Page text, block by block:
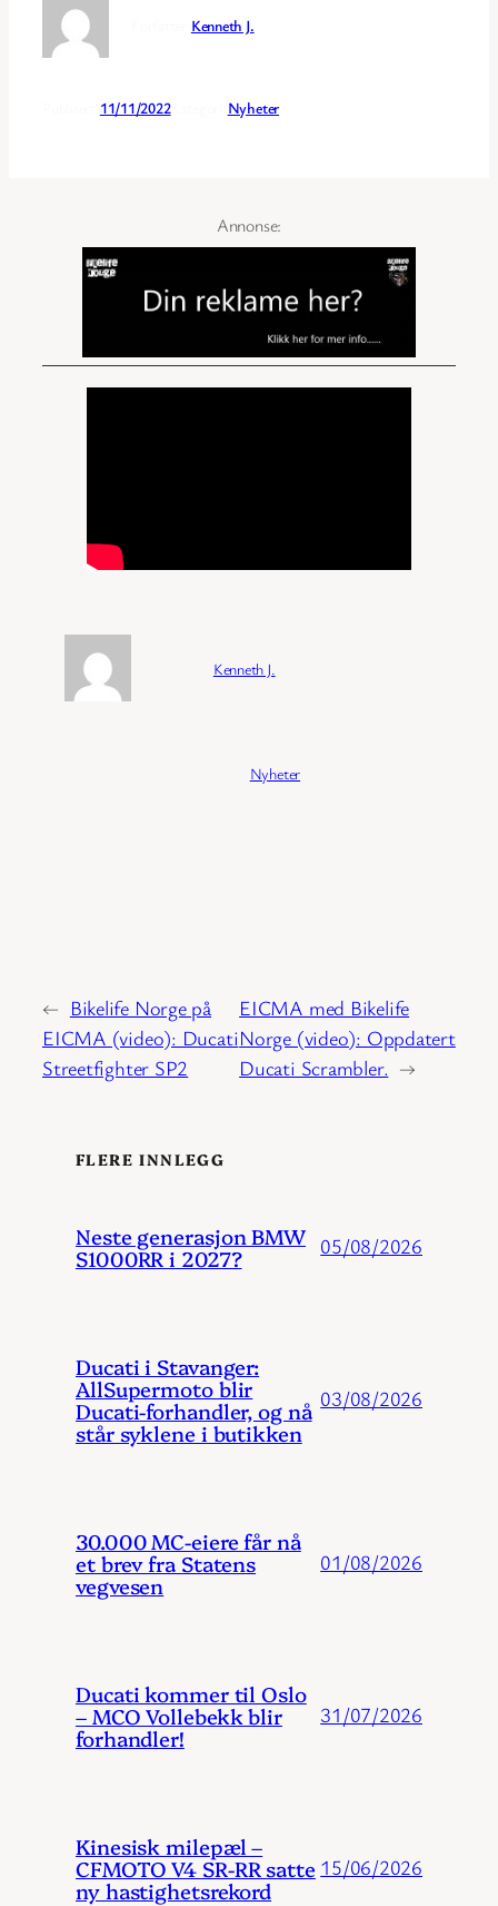
Kenneth J.
11/11/2022Kategori: Nyheter
Kenneth J.
Nyheter
← Bikelife Norge på
EICMA (video): Ducati
Streetfighter SP2
EICMA med Bikelife
Norge (video): Oppdatert
Ducati Scrambler. →
FLERE INNLEGG
Neste generasjon BMW
S1000RR i 2027? 05/08/2026
Ducati i Stavanger:
AllSupermoto blir
Ducati-forhandler, og nå
står syklene i butikken
03/08/2026
30.000 MC-eiere får nå
et brev fra Statens
vegvesen
01/08/2026
Ducati kommer til Oslo
– MCO Vollebekk blir
forhandler!
31/07/2026
Kinesisk milepæl –
CFMOTO V4 SR-RR satte
ny hastighetsrekord
15/06/2026